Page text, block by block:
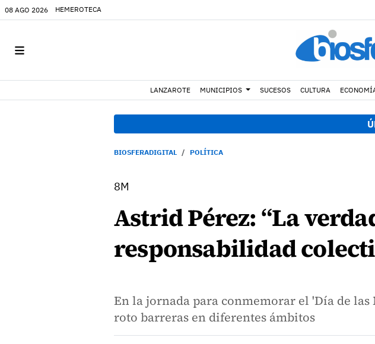
08 AGO 2026 HEMEROTECA
LANZAROTE MUNICIPIOS SUCESOS CULTURA
BIOSFERADIGITAL POLÍTICA
8M
Astrid Pérez: “La
responsabilidad
En la jornada para conmemorar el 'Día de
roto barreras en diferentes ámbitos